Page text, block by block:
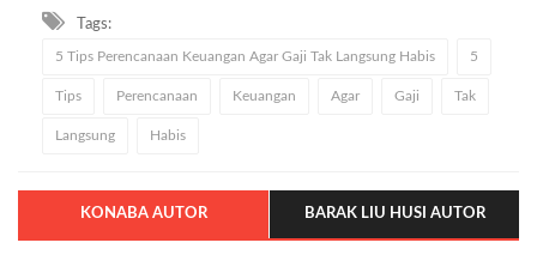
Tags:
5 Tips Perencanaan Keuangan Agar Gaji Tak Langsung Habis 5
Tips Perencanaan Keuangan Agar Gaji Tak
Langsung Habis
KONABA AUTOR BARAK LIU HUSI AUTOR